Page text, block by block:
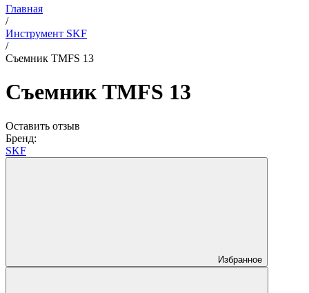
Главная
/
Инструмент SKF
/
Съемник TMFS 13
Съемник TMFS 13
Оставить отзыв
Бренд:
SKF
Избранное